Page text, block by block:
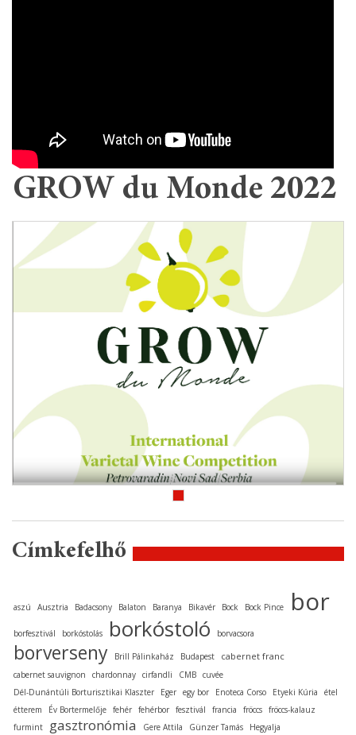
GROW du Monde 2022
Címkefelhő
aszú Ausztria Badacsony Balaton Baranya Bikavér Bock Bock Pince bor
borfesztivál borkóstolás borkóstoló borvacsora
borverseny Brill Pálinkaház Budapest cabernet franc
cabernet sauvignon chardonnay cirfandli CMB cuvée
Dél-Dunántúli Borturisztikai Klaszter
Eger egy bor Enoteca Corso Etyeki Kúria
étel
étterem
Év Bortermelője fehér fehérbor fesztivál francia fröccs fröccs-kalauz
furmint
gasztronómia Gere Attila Günzer Tamás
Hegyalja